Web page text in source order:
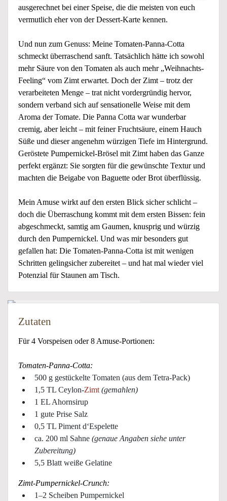
ausgerechnet bei einer Speise, die die meisten von euch
vermutlich eher von der Dessert-Karte kennen.
Und nun zum Genuss: Meine Tomaten-Panna-Cotta
schmeckt überraschend sanft. Tatsächlich hätte ich sowohl
mehr Säure von den Tomaten als auch mehr „Weihnachts-
Feeling“ vom Zimt erwartet. Doch der Zimt – trotz der
verarbeiteten Menge – trat nicht vordergründig hervor,
sondern verband sich auf sensationelle Weise mit dem
Aroma der Tomate. Die Panna Cotta war wunderbar
cremig, aber leicht – mit feiner Fruchtsäure, einem Hauch
Süße und dieser angenehm würzigen Tiefe im Hintergrund.
Geröstete Pumpernickel-Brösel mit Zimt haben das Ganze
perfekt ergänzt: Sie sorgten für die gewünschte Textur und
machten die Beigabe von Baguette oder Brot überflüssig.
Mein Amuse wirkt auf den ersten Blick sicher schlicht –
doch die Überraschung kommt mit dem ersten Bissen: fein
abgeschmeckt, samtig am Gaumen, knusprig und würzig
durch den Pumpernickel. Und was mir besonders gut
gefallen hat: Die Tomaten-Panna-Cotta ist mit wenigen
Schritten gelingsicher zubereitet – und hat mal wieder viel
Potenzial für Staunen am Tisch.
Zutaten
Für 4 Vorspeisen oder 8 Amuse-Portionen:
Tomaten-Panna-Cotta:
500 g gestückelte Tomaten (aus dem Tetra-Pack)
1,5 TL Ceylon-Zimt (gemahlen)
1 EL Ahornsirup
1 gute Prise Salz
0,5 TL Piment d‘Espelette
ca. 200 ml Sahne (genaue Angaben siehe unter
Zubereitung)
5,5 Blatt weiße Gelatine
Zimt-Pumpernickel-Crunch:
1–2 Scheiben Pumpernickel